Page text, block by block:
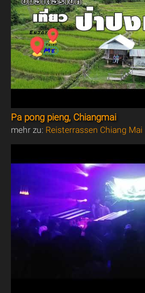
Pa pong pieng, Chiangmai
mehr zu: Reisterrassen Chiang Mai